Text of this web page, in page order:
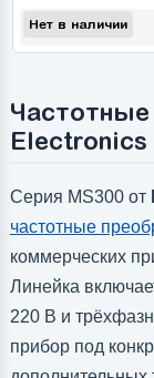
Нет в наличии
Electronics
Серия MS300 от
частотные
коммерческих
Линейка
220 В и
прибор под